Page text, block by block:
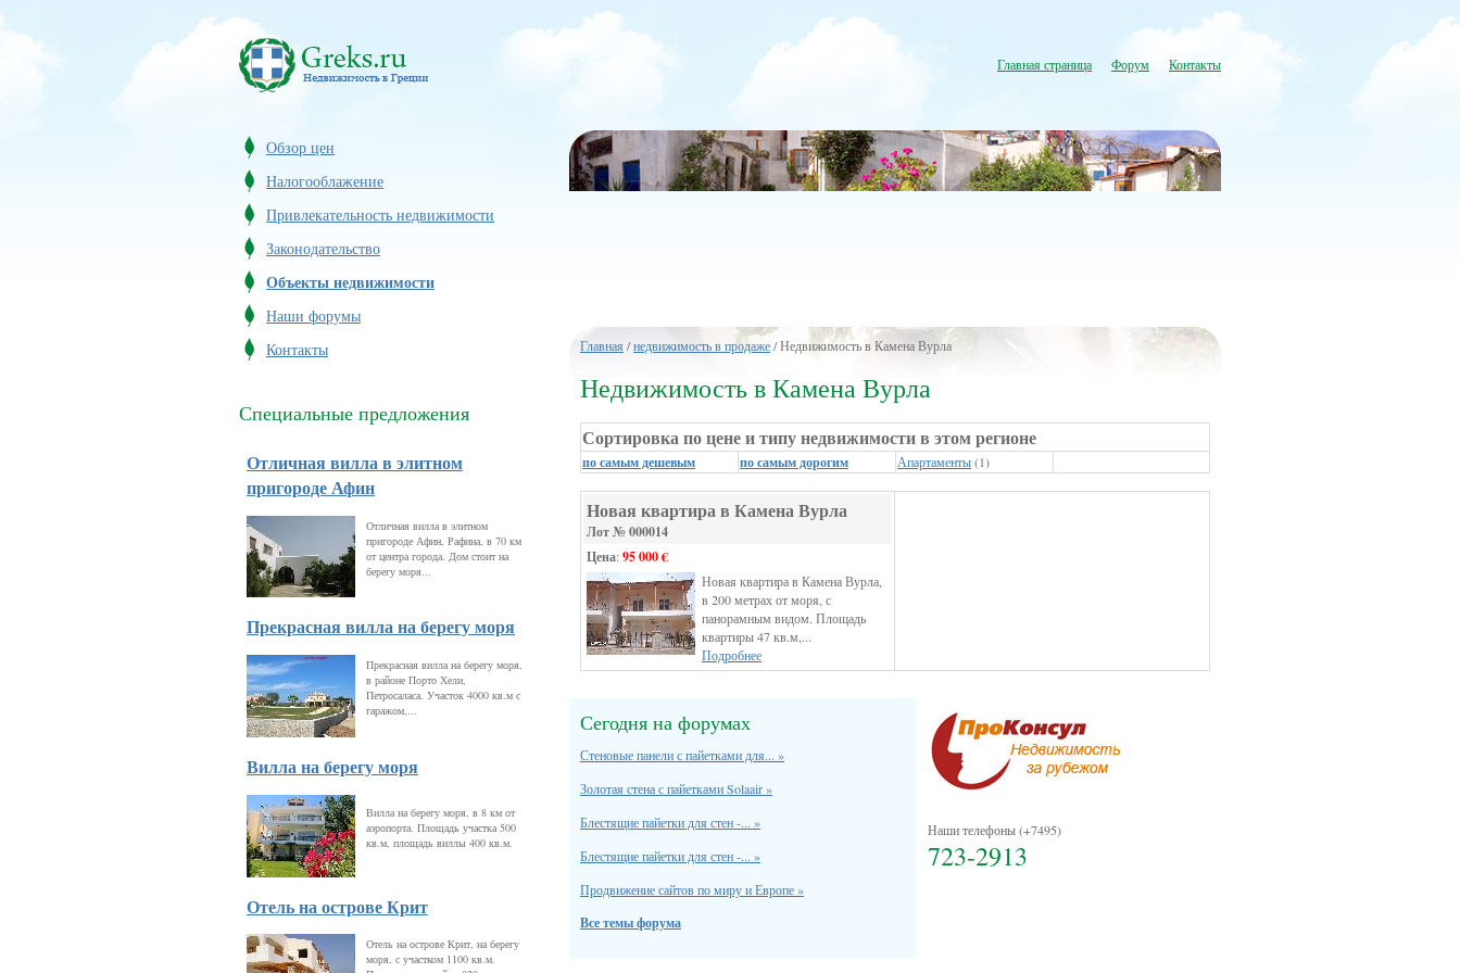
Главная страница Форум Контакты
Обзор цен
Налогооблажение
Привлекательность недвижимости
Законодательство
Объекты недвижимости
Наши форумы
Контакты
Специальные предложения
Отличная вилла в элитном
пригороде Афин
Отличная вилла в элитном
пригороде Афин, Рафина, в 70 км
от центра города. Дом стоит на
берегу моря...
Прекрасная вилла на берегу моря
Прекрасная вилла на берегу моря,
в районе Порто Хели,
Петросаласа. Участок 4000 кв.м с
гаражом,...
Вилла на берегу моря
Вилла на берегу моря, в 8 км от
аэропорта. Площадь участка 500
кв.м, площадь виллы 400 кв.м.
Отель на острове Крит
Отель на острове Крит, на берегу
моря, с участком 1100 кв.м.
Главная /недвижимость в продаже/ Недвижимость в Камена Вурла
Недвижимость в Камена Вурла
Сортировка по цене и типу недвижимости в этом регионе
по самым дешевым по самым дорогим Апартаменты(1)
Новая квартира в Камена Вурла
Лот № 000014
Цена:95 000 €
Новая квартира в Камена Вурла,
в 200 метрах от моря, с
панорамным видом. Площадь
квартиры 47 кв.м,...
Подробнее
Сегодня на форумах
Стеновые панели с пайетками для... »
Золотая стена с пайетками Solaair »
Блестящие пайетки для стен -... »
Блестящие пайетки для стен -... »
Продвижение сайтов по миру и Европе »
Все темы форума
Наши телефоны (+7495)
723-2913